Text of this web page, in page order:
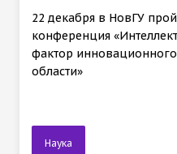
22 декабря в НовГУ
конференция
фактор
области»
Наука